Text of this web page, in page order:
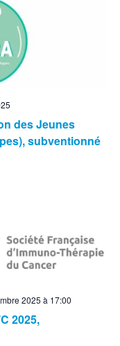
des Jeunes
subventionné
2025,
2025 à 17:00